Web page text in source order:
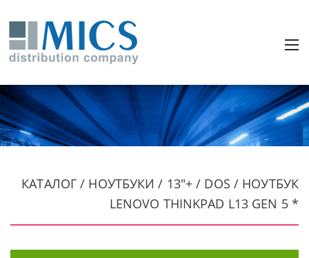
КАТАЛОГ / НОУТБУКИ / 13"+ / DOS / НОУТБУК
LENOVO THINKPAD L13 GEN 5 *